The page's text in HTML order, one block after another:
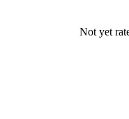
Not yet